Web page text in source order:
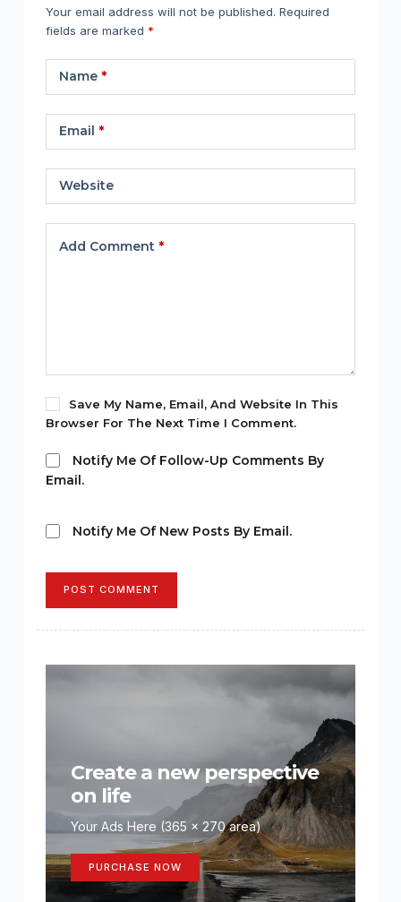
Your email address will not be published. Required
fields are marked *
Name*
Email *
Website
Add Comment *
Save My Name, Email, And Website In This
Browser For The Next Time I Comment.
Notify Me Of Follow-Up Comments By
Email.
Notify Me Of New Posts By Email.
POST COMMENT
Create a new perspective
on life
Your Ads Here (365 x 270 area)
PURCHASE NOW